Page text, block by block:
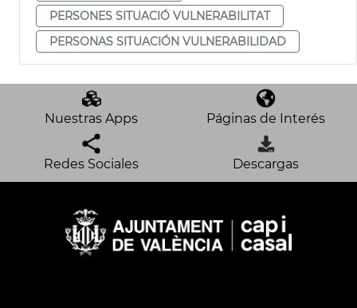
PERSONES SITUACIÓ VULNERABILITAT
PERSONAS SITUACIÓN VULNERABILIDAD
Nuestras Apps Páginas de Interés
Redes Sociales Descargas